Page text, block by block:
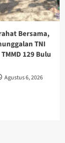
5
Bersama,
TNI
129 Bulu
Agustus 6, 2026